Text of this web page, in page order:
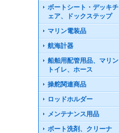
ボートシート・デッキチ
ェア、ドックステップ
マリン電装品
航海計器
船舶用配管用品、マリン
トイレ、ホース
操舵関連商品
ロッドホルダー
メンテナンス用品
ボート洗剤、クリーナ